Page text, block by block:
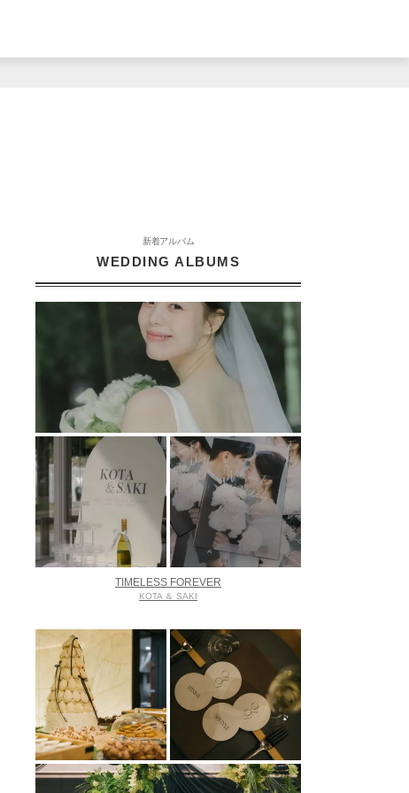
新着アルバム
WEDDING ALBUMS
TIMELESS FOREVER
KOTA ＆ SAKI